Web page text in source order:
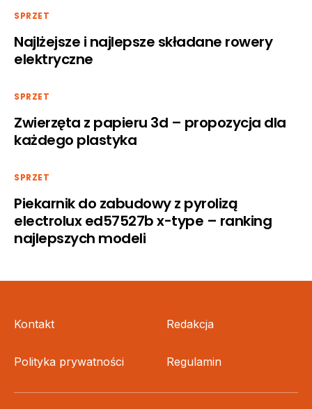
SPRZET
Najlżejsze i najlepsze składane rowery
elektryczne
SPRZET
Zwierzęta z papieru 3d – propozycja dla
każdego plastyka
SPRZET
Piekarnik do zabudowy z pyrolizą
electrolux ed57527b x-type – ranking
najlepszych modeli
Kontakt Redakcja
Polityka prywatności Regulamin